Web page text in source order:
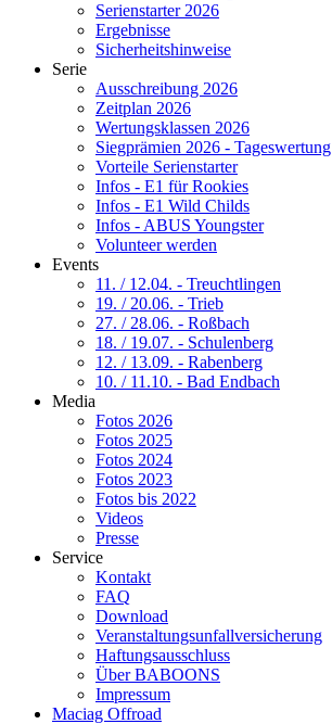
Serienstarter 2026
Ergebnisse
Sicherheitshinweise
Serie
Ausschreibung 2026
Zeitplan 2026
Wertungsklassen 2026
Siegprämien 2026 - Tageswertung
Vorteile Serienstarter
Infos - E1 für Rookies
Infos - E1 Wild Childs
Infos - ABUS Youngster
Volunteer werden
Events
11. / 12.04. - Treuchtlingen
19. / 20.06. - Trieb
27. / 28.06. - Roßbach
18. / 19.07. - Schulenberg
12. / 13.09. - Rabenberg
10. / 11.10. - Bad Endbach
Media
Fotos 2026
Fotos 2025
Fotos 2024
Fotos 2023
Fotos bis 2022
Videos
Presse
Service
Kontakt
FAQ
Download
Veranstaltungsunfallversicherung
Haftungsausschluss
Über BABOONS
Impressum
Maciag Offroad